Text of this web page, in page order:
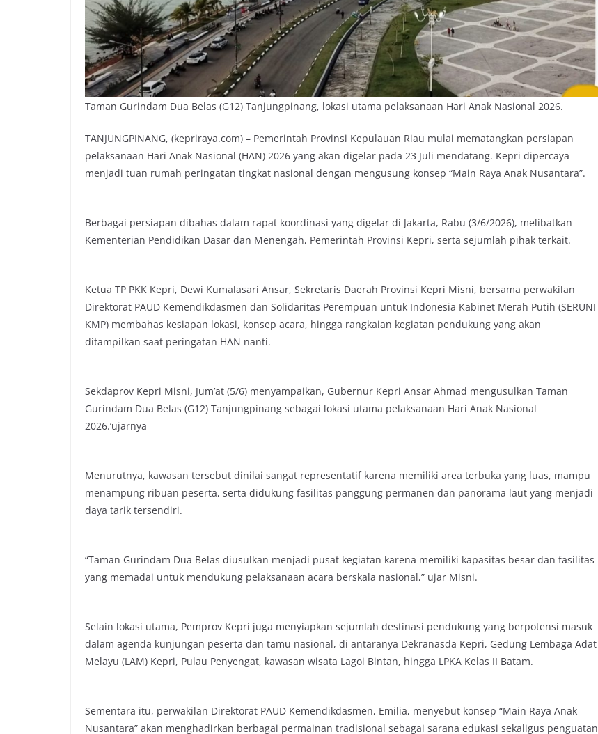
Taman Gurindam Dua Belas (G12) Tanjungpinang, lokasi utama pelaksanaan Hari Anak Nasional 2026.
TANJUNGPINANG, (kepriraya.com) – Pemerintah Provinsi Kepulauan Riau mulai mematangkan persiapan
pelaksanaan Hari Anak Nasional (HAN) 2026 yang akan digelar pada 23 Juli mendatang. Kepri dipercaya
menjadi tuan rumah peringatan tingkat nasional dengan mengusung konsep “Main Raya Anak Nusantara”.
Berbagai persiapan dibahas dalam rapat koordinasi yang digelar di Jakarta, Rabu (3/6/2026), melibatkan
Kementerian Pendidikan Dasar dan Menengah, Pemerintah Provinsi Kepri, serta sejumlah pihak terkait.
Ketua TP PKK Kepri, Dewi Kumalasari Ansar, Sekretaris Daerah Provinsi Kepri Misni, bersama perwakilan
Direktorat PAUD Kemendikdasmen dan Solidaritas Perempuan untuk Indonesia Kabinet Merah Putih (SERUNI
KMP) membahas kesiapan lokasi, konsep acara, hingga rangkaian kegiatan pendukung yang akan
ditampilkan saat peringatan HAN nanti.
Sekdaprov Kepri Misni, Jum’at (5/6) menyampaikan, Gubernur Kepri Ansar Ahmad mengusulkan Taman
Gurindam Dua Belas (G12) Tanjungpinang sebagai lokasi utama pelaksanaan Hari Anak Nasional
2026.’ujarnya
Menurutnya, kawasan tersebut dinilai sangat representatif karena memiliki area terbuka yang luas, mampu
menampung ribuan peserta, serta didukung fasilitas panggung permanen dan panorama laut yang menjadi
daya tarik tersendiri.
“Taman Gurindam Dua Belas diusulkan menjadi pusat kegiatan karena memiliki kapasitas besar dan fasilitas
yang memadai untuk mendukung pelaksanaan acara berskala nasional,” ujar Misni.
Selain lokasi utama, Pemprov Kepri juga menyiapkan sejumlah destinasi pendukung yang berpotensi masuk
dalam agenda kunjungan peserta dan tamu nasional, di antaranya Dekranasda Kepri, Gedung Lembaga Adat
Melayu (LAM) Kepri, Pulau Penyengat, kawasan wisata Lagoi Bintan, hingga LPKA Kelas II Batam.
Sementara itu, perwakilan Direktorat PAUD Kemendikdasmen, Emilia, menyebut konsep “Main Raya Anak
Nusantara” akan menghadirkan berbagai permainan tradisional sebagai sarana edukasi sekaligus penguatan